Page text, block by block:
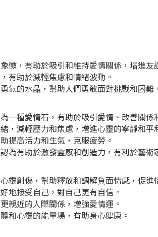
徵，有助於吸引和維持愛情關係，增進友
有助於減輕焦慮和情緒波動。
氣的水晶，幫助人們勇敢面對挑戰和困難
一種愛情石，有助於吸引愛情、改善關係
，減輕壓力和焦慮，增進心靈的寧靜和平
提高活力和生氣，克服疲勞。
為有助於激發靈感和創造力，有利於藝術
靈創傷，幫助釋放和調解負面情感，促進
地接受自己，對自己更有自信。
親近的人際關係，增強愛情運。
和心靈的能量場，有助身心健康。